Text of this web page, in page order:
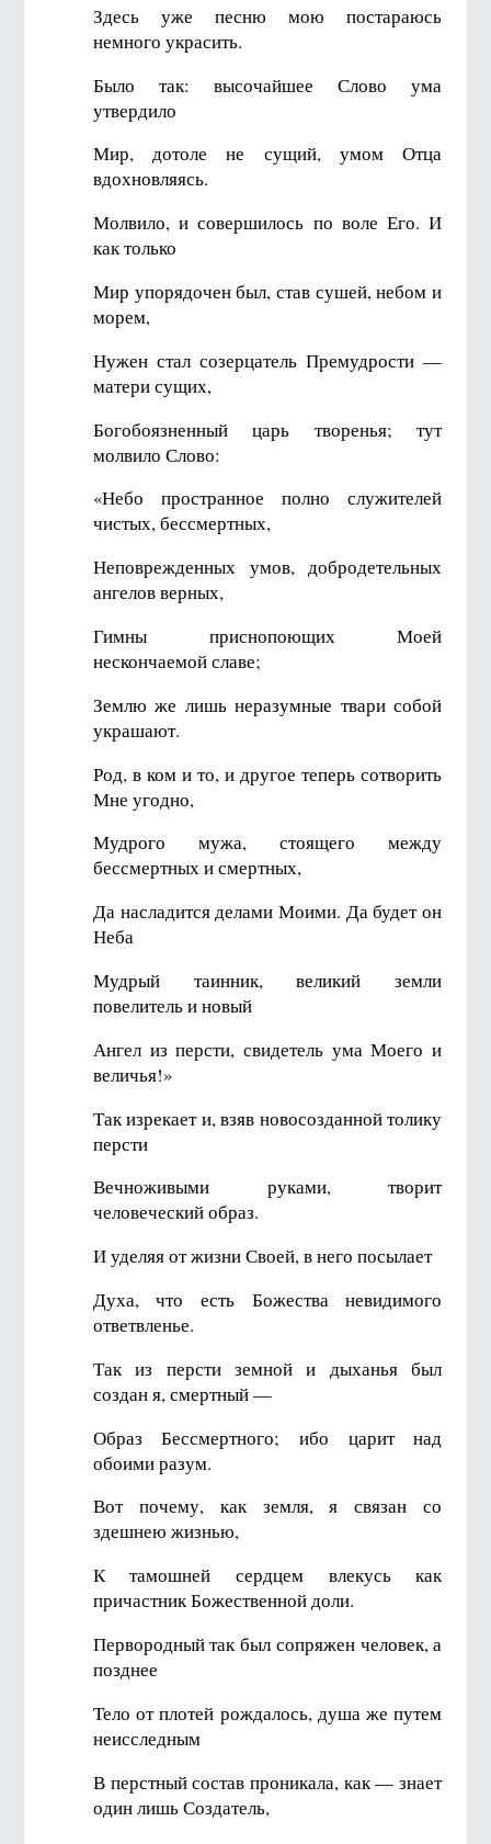
Здесь уже песню мою постараюсь
немного украсить.
Было так: высочайшее Слово ума
утвердило
Мир, дотоле не сущий, умом Отца
вдохновляясь.
Молвило, и совершилось по воле Его. И
как только
Мир упорядочен был, став сушей, небом и
морем,
Нужен стал созерцатель Премудрости —
матери сущих,
Богобоязненный царь творенья; тут
молвило Слово:
«Небо пространное полно служителей
чистых, бессмертных,
Неповрежденных умов, добродетельных
ангелов верных,
Гимны приснопоющих Моей
нескончаемой славе;
Землю же лишь неразумные твари собой
украшают.
Род, в ком и то, и другое теперь сотворить
Мне угодно,
Мудрого мужа, стоящего между
бессмертных и смертных,
Да насладится делами Моими. Да будет он
Неба
Мудрый таинник, великий земли
повелитель и новый
Ангел из персти, свидетель ума Моего и
величья!»
Так изрекает и, взяв новосозданной толику
персти
Вечноживыми руками, творит
человеческий образ.
И уделяя от жизни Своей, в него посылает
Духа, что есть Божества невидимого
ответвленье.
Так из персти земной и дыханья был
создан я, смертный —
Образ Бессмертного; ибо царит над
обоими разум.
Вот почему, как земля, я связан со
здешнею жизнью,
К тамошней сердцем влекусь как
причастник Божественной доли.
Первородный так был сопряжен человек, а
позднее
Тело от плотей рождалось, душа же путем
неисследным
В перстный состав проникала, как — знает
один лишь Создатель,